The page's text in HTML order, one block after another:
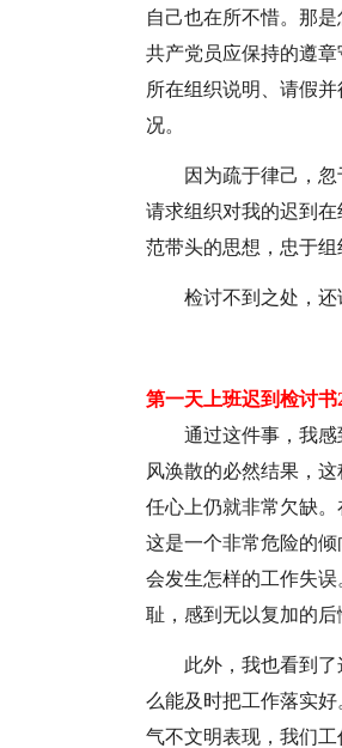
自己也在所不惜。那
共产党员应保持的遵
所在组织说明、请假
况。
因为疏于律己，
请求组织对我的迟到
范带头的思想，忠于
检讨不到之处，
第一天上班迟到检讨书
通过这件事，我
风涣散的必然结果，
任心上仍就非常欠缺
这是一个非常危险的
会发生怎样的工作失
耻，感到无以复加的后
此外，我也看到
么能及时把工作落实
气不文明表现，我们